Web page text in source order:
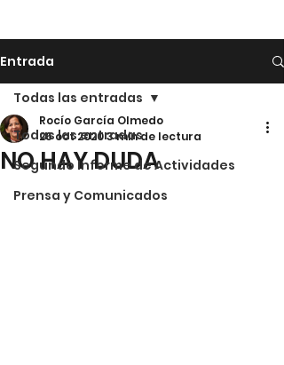
Entrada
Todas las entradas
Segundo Informe de Actividades
Prensa y Comunicados
Todas las entradas
NO HAY DUDA
Rocío García Olmedo
26 oct 20203 min de lectura